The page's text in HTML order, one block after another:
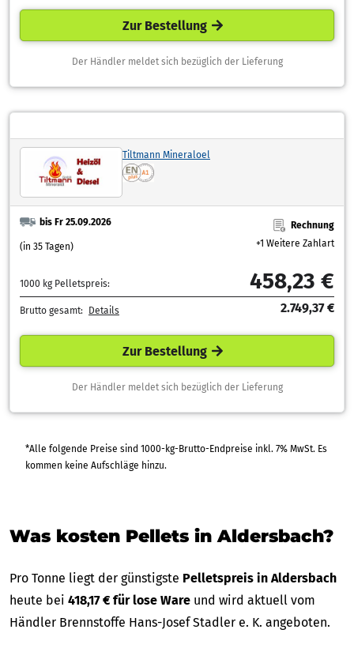
Zur Bestellung
Der Händler meldet sich bezüglich der Lieferung
Tiltmann Mineraloel
bis Fr 25.09.2026
(in 35 Tagen)
Rechnung
+1 Weitere Zahlart
1000 kg Pelletspreis: 458,23 €
Brutto gesamt: Details 2.749,37 €
Zur Bestellung
Der Händler meldet sich bezüglich der Lieferung
*Alle folgende Preise sind 1000-kg-Brutto-Endpreise inkl. 7% MwSt. Es
kommen keine Aufschläge hinzu.
Was kosten Pellets in Aldersbach?
Pro Tonne liegt der günstigste Pelletspreis in Aldersbach
heute bei 418,17 € für lose Ware und wird aktuell vom
Händler Brennstoffe Hans-Josef Stadler e. K. angeboten.